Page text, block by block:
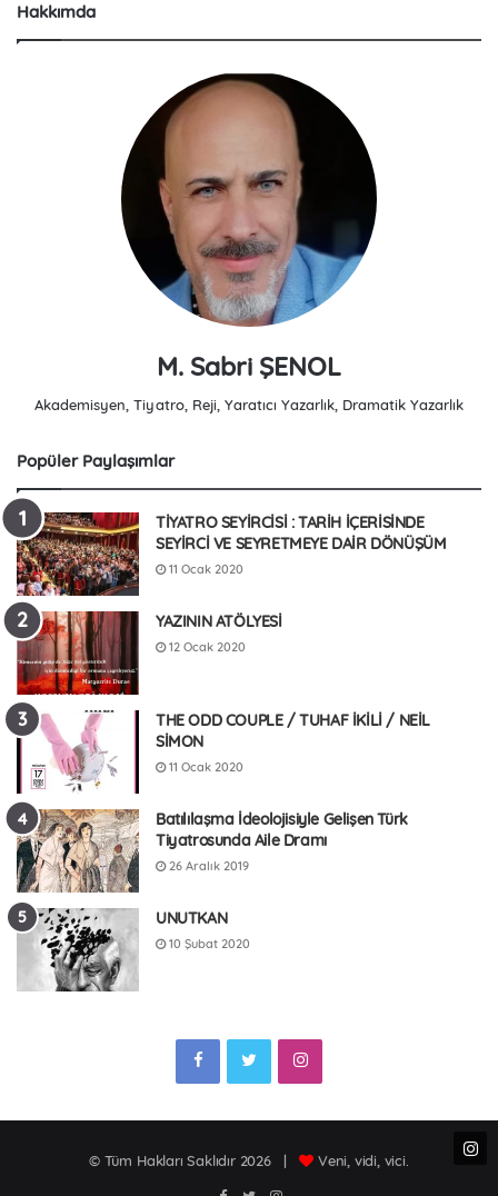
Hakkımda
M. Sabri ŞENOL
Akademisyen, Tiyatro, Reji, Yaratıcı Yazarlık, Dramatik Yazarlık
Popüler Paylaşımlar
TİYATRO SEYİRCİSİ : TARİH İÇERİSİNDE
SEYİRCİ VE SEYRETMEYE DAİR DÖNÜŞÜM
11 Ocak 2020
YAZININ ATÖLYESİ
12 Ocak 2020
THE ODD COUPLE / TUHAF İKİLİ / NEİL
SİMON
11 Ocak 2020
Batılılaşma İdeolojisiyle Gelişen Türk
Tiyatrosunda Aile Dramı
26 Aralık 2019
UNUTKAN
10 Şubat 2020
I
© Tüm Hakları Saklıdır 2026 |
Veni, vidi, vici.